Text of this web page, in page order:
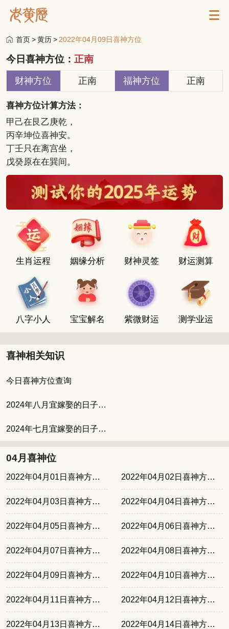
首页>黄历> 2022年04月09日喜神方位
今日喜神方位： 正南
财神方位 正南 福神方位 正南
喜神方位计算方法：
甲己在艮乙庚乾，
丙辛坤位喜神安。
丁壬只在离宫坐，
戊癸原在在巽间。
生肖运程 姻缘分析 财神灵签 财运测算
八字小人 宝宝解名 紫微财运 测学业运
喜神相关知识
今日喜神方位查询
2024年八月宜嫁娶的日子 八月适合结婚的吉日
2024年七月宜嫁娶的日子 七月的良辰吉日
04月喜神位
2022年04月01日喜神方位东北 2022年04月02日喜神方位西北
2022年04月03日喜神方位西南 2022年04月04日喜神方位正南
2022年04月05日喜神方位东南 2022年04月06日喜神方位东北
2022年04月07日喜神方位西北 2022年04月08日喜神方位西南
2022年04月09日喜神方位正南 2022年04月10日喜神方位东南
2022年04月11日喜神方位东北 2022年04月12日喜神方位西北
2022年04月13日喜神方位西南 2022年04月14日喜神方位正南